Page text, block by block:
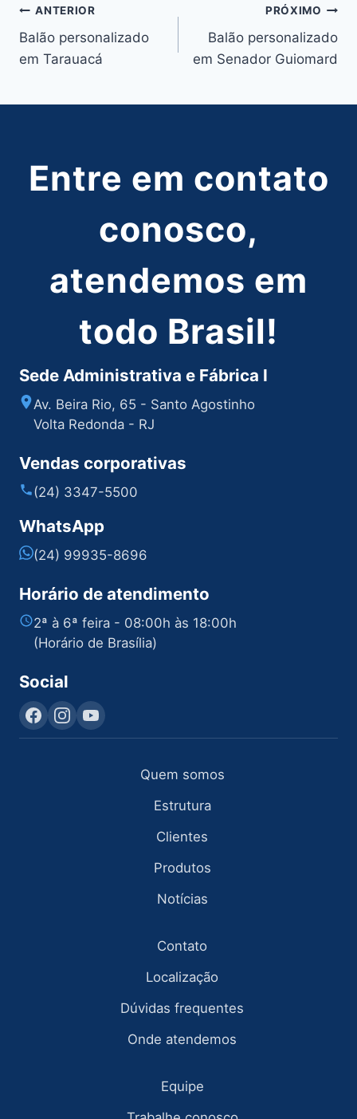
Navegação
de
ANTERIOR
Balão personalizado
em Tarauacá
PRÓXIMO
Balão personalizado
em Senador Guiomard
Entre em contato
conosco,
atendemos em
todo Brasil!
Sede Administrativa e Fábrica I
Av. Beira Rio, 65 - Santo Agostinho
Volta Redonda - RJ
Vendas corporativas
(24) 3347-5500
WhatsApp
(24) 99935-8696
Horário de atendimento
2ª à 6ª feira - 08:00h às 18:00h
(Horário de Brasília)
Social
Quem somos
Estrutura
Clientes
Produtos
Notícias
Contato
Localização
Dúvidas frequentes
Onde atendemos
Equipe